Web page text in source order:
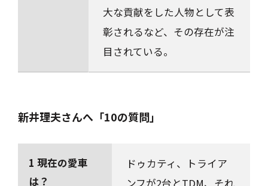
大な貢献をした人物として表
彰されるなど、その存在が注
目されている。
新井理夫さんへ「10の質問」
1 現在の愛車
は？
ドゥカティ、トライア
ンフが2台とTDM、それ